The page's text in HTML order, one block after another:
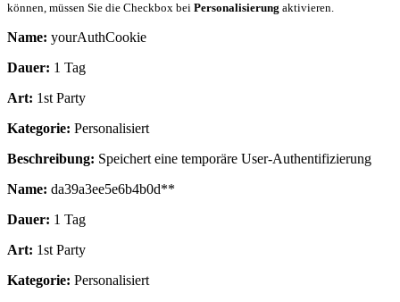
können, müssen Sie die Checkbox bei Personalisierung aktivieren.
Name: yourAuthCookie
Dauer: 1 Tag
Art: 1st Party
Kategorie: Personalisiert
Beschreibung: Speichert eine temporäre User-Authentifizierung
Name: da39a3ee5e6b4b0d**
Dauer: 1 Tag
Art: 1st Party
Kategorie: Personalisiert